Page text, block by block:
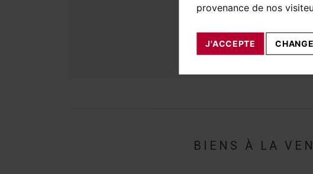
provenance de nos
J'ACCEPTE
BIENS À LA